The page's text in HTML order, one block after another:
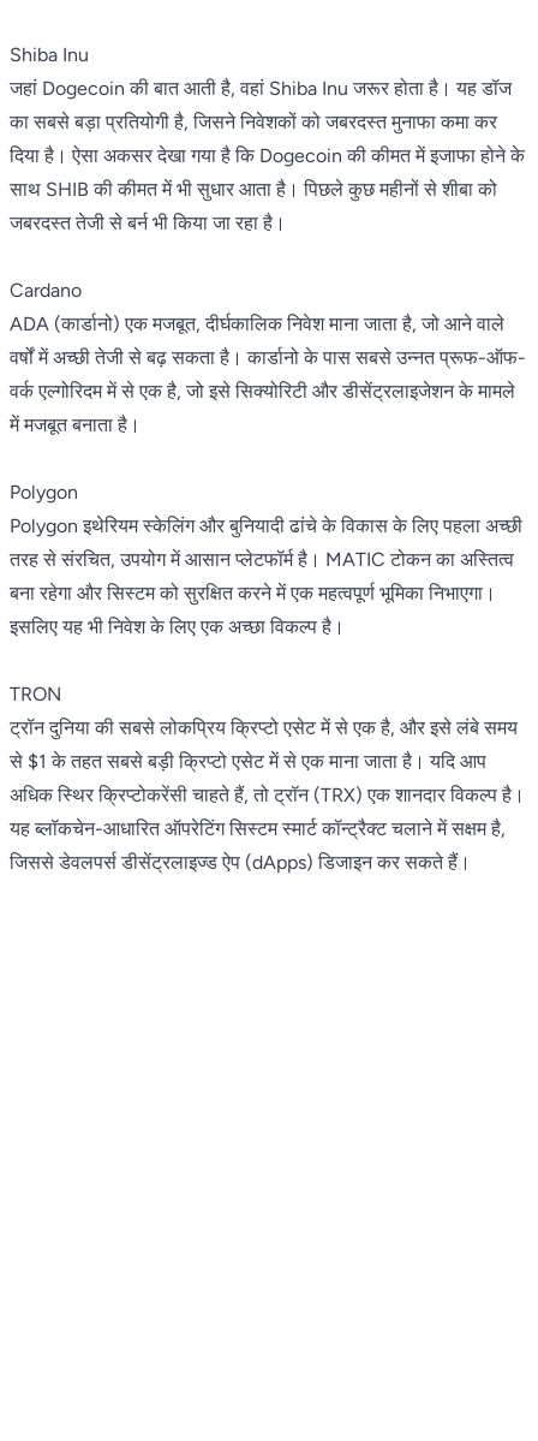
Shiba Inu
जहां Dogecoin की बात आती है, वहां Shiba Inu जरूर होता है। यह डॉज
का सबसे बड़ा प्रतियोगी है, जिसने निवेशकों को जबरदस्त मुनाफा कमा कर
दिया है। ऐसा अकसर देखा गया है कि Dogecoin की कीमत में इजाफा होने के
साथ SHIB की कीमत में भी सुधार आता है। पिछले कुछ महीनों से शीबा को
जबरदस्त तेजी से बर्न भी किया जा रहा है।
Cardano
ADA (कार्डानो) एक मजबूत, दीर्घकालिक निवेश माना जाता है, जो आने वाले
वर्षों में अच्छी तेजी से बढ़ सकता है। कार्डानो के पास सबसे उन्नत प्रूफ-ऑफ-
वर्क एल्गोरिदम में से एक है, जो इसे सिक्योरिटी और डीसेंट्रलाइजेशन के मामले
में मजबूत बनाता है।
Polygon
Polygon इथेरियम स्केलिंग और बुनियादी ढांचे के विकास के लिए पहला अच्छी
तरह से संरचित, उपयोग में आसान प्लेटफॉर्म है। MATIC टोकन का अस्तित्व
बना रहेगा और सिस्टम को सुरक्षित करने में एक महत्वपूर्ण भूमिका निभाएगा।
इसलिए यह भी निवेश के लिए एक अच्छा विकल्प है।
TRON
ट्रॉन दुनिया की सबसे लोकप्रिय क्रिप्टो एसेट में से एक है, और इसे लंबे समय
से $1 के तहत सबसे बड़ी क्रिप्टो एसेट में से एक माना जाता है। यदि आप
अधिक स्थिर क्रिप्टोकरेंसी चाहते हैं, तो ट्रॉन (TRX) एक शानदार विकल्प है।
यह ब्लॉकचेन-आधारित ऑपरेटिंग सिस्टम स्मार्ट कॉन्ट्रैक्ट चलाने में सक्षम है,
जिससे डेवलपर्स डीसेंट्रलाइज्ड ऐप (dApps) डिजाइन कर सकते हैं।